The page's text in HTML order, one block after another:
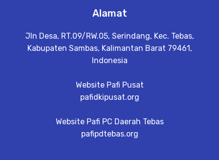
Alamat
Jln Desa, RT.09/RW.05, Serindang, Kec. Tebas,
Kabupaten Sambas, Kalimantan Barat 79461,
Indonesia
Website Pafi Pusat
pafidkipusat.org
Website Pafi PC Daerah Tebas
pafipdtebas.org